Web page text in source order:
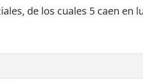
, de los cuales 5 caen en